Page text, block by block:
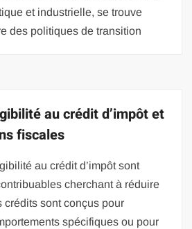
et industrielle, se trouve
des politiques de transition
au crédit d’impôt et
fiscales
au crédit d’impôt sont
cherchant à réduire
crédits sont conçus pour
spécifiques ou pour